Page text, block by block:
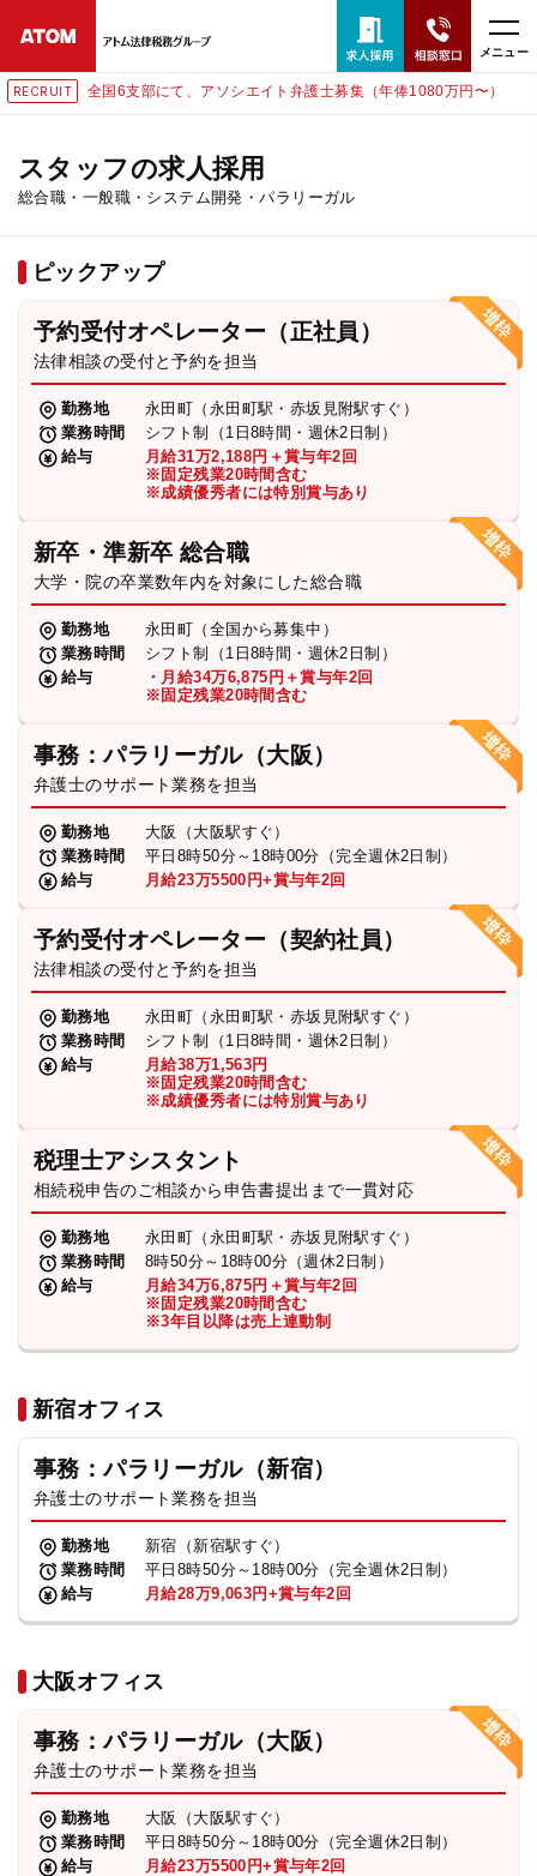
メニュー
6支部にて、アソシエイト弁護士募集（年俸1080万円〜） RECRUIT
スタッフの求人採用
総合職・一般職・システム開発・パラリーガル
ピックアップ
予約受付オペレーター（正社員）
法律相談の受付と予約を担当
勤務地
永田町（永田町駅・赤坂見附駅すぐ）
業務時間
シフト制（1日8時間・週休2日制）
給与
月給31万2,188円＋賞与年2回
※固定残業20時間含む
※成績優秀者には特別賞与あり
新卒・準新卒 総合職
大学・院の卒業数年内を対象にした総合職
勤務地
永田町（全国から募集中）
業務時間
シフト制（1日8時間・週休2日制）
給与
・月給34万6,875円＋賞与年2回
※固定残業20時間含む
事務：パラリーガル（大阪）
弁護士のサポート業務を担当
勤務地
大阪（大阪駅すぐ）
業務時間
平日8時50分～18時00分（完全週休2日制）
給与
月給23万5500円+賞与年2回
予約受付オペレーター（契約社員）
法律相談の受付と予約を担当
勤務地
永田町（永田町駅・赤坂見附駅すぐ）
業務時間
シフト制（1日8時間・週休2日制）
給与
月給38万1,563円
※固定残業20時間含む
※成績優秀者には特別賞与あり
税理士アシスタント
相続税申告のご相談から申告書提出まで一貫対応
勤務地
永田町（永田町駅・赤坂見附駅すぐ）
業務時間
8時50分～18時00分（週休2日制）
給与
月給34万6,875円＋賞与年2回
※固定残業20時間含む
※3年目以降は売上連動制
新宿オフィス
事務：パラリーガル（新宿）
弁護士のサポート業務を担当
勤務地
新宿（新宿駅すぐ）
業務時間
平日8時50分～18時00分（完全週休2日制）
給与
月給28万9,063円+賞与年2回
大阪オフィス
事務：パラリーガル（大阪）
弁護士のサポート業務を担当
勤務地
大阪（大阪駅すぐ）
業務時間
平日8時50分～18時00分（完全週休2日制）
給与
月給23万5500円+賞与年2回
24時間365日全国対応
無料相談窓口はこちら
ホーム
取扱分野
解決実績
弁護士・税理士
費用
求人採用
お知らせ
特設サイト
相談先情報サイト
プライバシーポリシー
TikTok受賞 定義集 動画集